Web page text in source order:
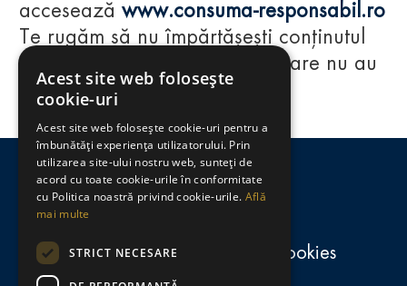
Regulamente
consumă-responsabil.ro
Politica de confidențialitate și cookies
accesează www.consuma-responsabil.ro
Te rugăm să nu împărtășești conținutul
acestui website cu persoane care nu au
împlinit vârsta de 18 ani.
Acest site web folosește
cookie-uri
Acest site web folosește cookie-uri pentru a
îmbunătăți experiența utilizatorului. Prin
utilizarea site-ului nostru web, sunteți de
acord cu toate cookie-urile în conformitate
cu Politica noastră privind cookie-urile. Află
mai multe
STRICT NECESARE